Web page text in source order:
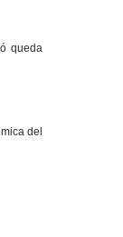
queda
del